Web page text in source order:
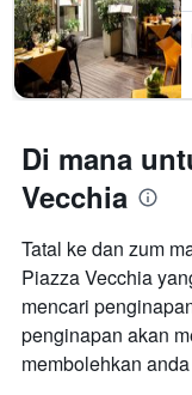
Di mana
Vecchia
Tatal ke dan zum
Piazza Vecchia
mencari
penginapan akan
membolehkan